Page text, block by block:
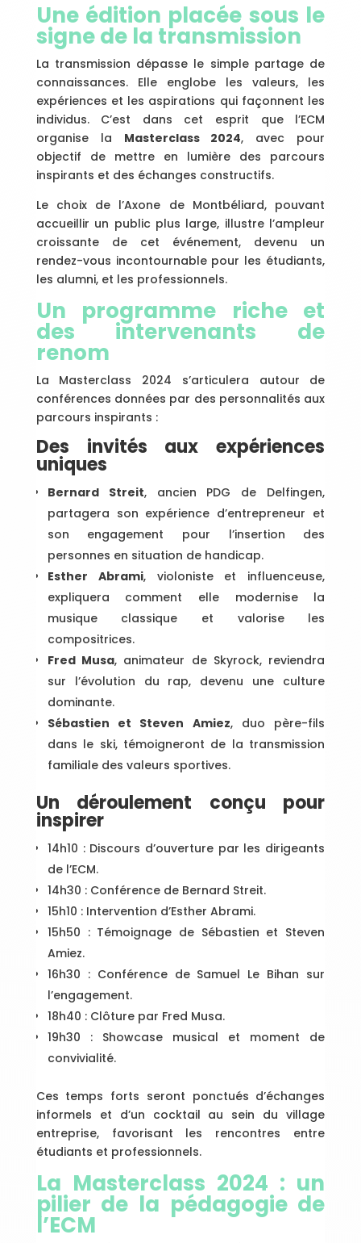
Une édition placée sous le
signe de la transmission
La transmission dépasse le simple partage de
connaissances. Elle englobe les valeurs, les
expériences et les aspirations qui façonnent les
individus. C’est dans cet esprit que l’ECM
organise la Masterclass 2024, avec pour
objectif de mettre en lumière des parcours
inspirants et des échanges constructifs.
Le choix de l’Axone de Montbéliard, pouvant
accueillir un public plus large, illustre l’ampleur
croissante de cet événement, devenu un
rendez-vous incontournable pour les étudiants,
les alumni, et les professionnels.
Un programme riche et
des intervenants de
renom
La Masterclass 2024 s’articulera autour de
conférences données par des personnalités aux
parcours inspirants :
Des invités aux expériences
uniques
Bernard Streit, ancien PDG de Delfingen,
partagera son expérience d’entrepreneur et
son engagement pour l’insertion des
personnes en situation de handicap.
Esther Abrami, violoniste et influenceuse,
expliquera comment elle modernise la
musique classique et valorise les
compositrices.
Fred Musa, animateur de Skyrock, reviendra
sur l’évolution du rap, devenu une culture
dominante.
Sébastien et Steven Amiez, duo père-fils
dans le ski, témoigneront de la transmission
familiale des valeurs sportives.
Un déroulement conçu pour
inspirer
14h10 : Discours d’ouverture par les dirigeants
de l’ECM.
14h30 : Conférence de Bernard Streit.
15h10 : Intervention d’Esther Abrami.
15h50 : Témoignage de Sébastien et Steven
Amiez.
16h30 : Conférence de Samuel Le Bihan sur
l’engagement.
18h40 : Clôture par Fred Musa.
19h30 : Showcase musical et moment de
convivialité.
Ces temps forts seront ponctués d’échanges
informels et d’un cocktail au sein du village
entreprise, favorisant les rencontres entre
étudiants et professionnels.
La Masterclass 2024 : un
pilier de la pédagogie de
l’ECM